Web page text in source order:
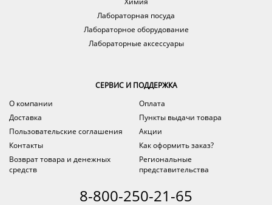
Лабораторная посуда
Лабораторное оборудование
Лабораторные аксессуары
СЕРВИС И ПОДДЕРЖКА
О компании
Оплата
Доставка
Пункты выдачи товара
Пользовательские соглашения
Акции
Контакты
Как оформить заказ?
Возврат товара и денежных
средств
Региональные
представительства
8-800-250-21-65